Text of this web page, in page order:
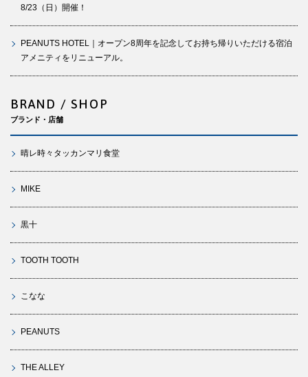
8/23（日）開催！
PEANUTS HOTEL｜オープン8周年を記念してお持ち帰りいただける宿泊
アメニティをリニューアル。
BRAND / SHOP
ブランド・店舗
晴レ時々タッカンマリ食堂
MIKE
黒十
TOOTH TOOTH
こなな
PEANUTS
THE ALLEY